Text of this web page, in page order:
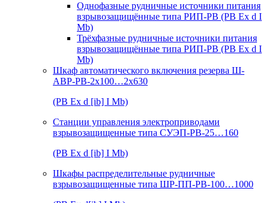
Однофазные рудничные источники питания
взрывозащищённые типа РИП-РВ (РВ Ex d I
Mb)
Трёхфазные рудничные источники питания
взрывозащищённые типа РИП-РВ (РВ Ex d I
Mb)
Шкаф автоматического включения резерва Ш-
АВР-РВ-2х100…2х630
(РВ Ex d [ib] I Mb)
Станции управления электроприводами
взрывозащищенные типа СУЭП-РВ-25…160
(РВ Ex d [ib] I Mb)
Шкафы распределительные рудничные
взрывозащищенные типа ШР-ПП-РВ-100…1000